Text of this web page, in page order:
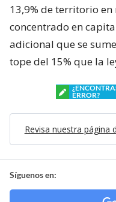
13,9% de territorio
concentrado en
adicional que se
tope del 15% que la
ERROR?
Revisa nuestra página
Síguenos en: